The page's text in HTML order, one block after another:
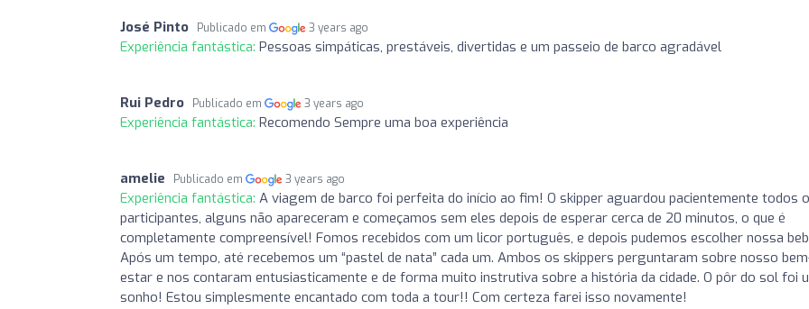
José Pinto Publicado em 3 years ago
Experiência fantástica: Pessoas simpáticas, prestáveis, divertidas e um passeio de barco agradável
Rui Pedro Publicado em 3 years ago
Experiência fantástica: Recomendo Sempre uma boa experiência
amelie Publicado em 3 years ago
Experiência fantástica: A viagem de barco foi perfeita do início ao fim! O skipper aguardou pacientemente todos
participantes, alguns não apareceram e começamos sem eles depois de esperar cerca de 20 minutos, o que é
completamente compreensível! Fomos recebidos com um licor português, e depois pudemos escolher nossa
Após um tempo, até recebemos um “pastel de nata” cada um. Ambos os skippers perguntaram sobre nosso
estar e nos contaram entusiasticamente e de forma muito instrutiva sobre a história da cidade. O pôr do sol foi
sonho! Estou simplesmente encantado com toda a tour!! Com certeza farei isso novamente!